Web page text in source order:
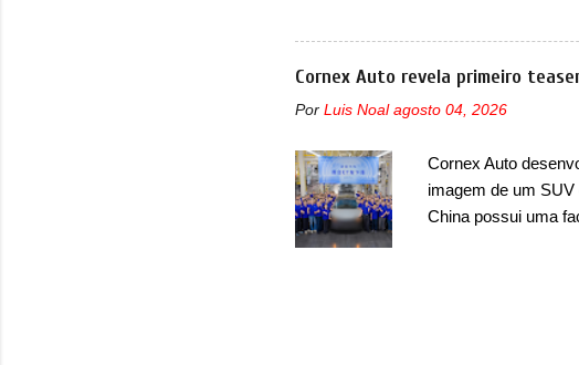
tem nome ou se é
acontecer. Sabe-se
médio (C) e que
da Indústria
(MIMIT). Estiveram
novo modelo teve
pouco das
lanternas possuem
Cornex Auto revela primeiro
Por Luis Noal agosto 04, 2026
Cornex Auto
imagem de um SUV
China possui uma
Cornex Auto, que
empresa que fazia